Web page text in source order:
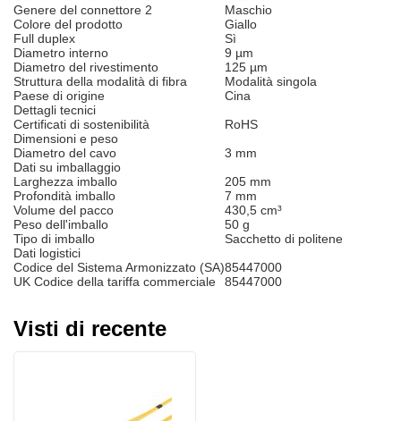
Genere del connettore 2
Maschio
Colore del prodotto
Giallo
Full duplex
Sì
Diametro interno
9 µm
Diametro del rivestimento
125 µm
Struttura della modalità di fibra
Modalità singola
Paese di origine
Cina
Dettagli tecnici
Certificati di sostenibilità
RoHS
Dimensioni e peso
Diametro del cavo
3 mm
Dati su imballaggio
Larghezza imballo
205 mm
Profondità imballo
7 mm
Volume del pacco
430,5 cm³
Peso dell'imballo
50 g
Tipo di imballo
Sacchetto di politene
Dati logistici
Codice del Sistema Armonizzato (SA)85447000
UK Codice della tariffa commerciale
85447000
Visti di recente